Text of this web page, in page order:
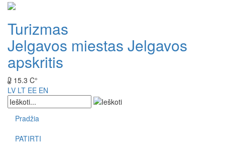
Turizmas
Jelgavos miestas Jelgavos
apskritis
15.3 C°
LV LT EE EN
Pradžia
PATIRTI